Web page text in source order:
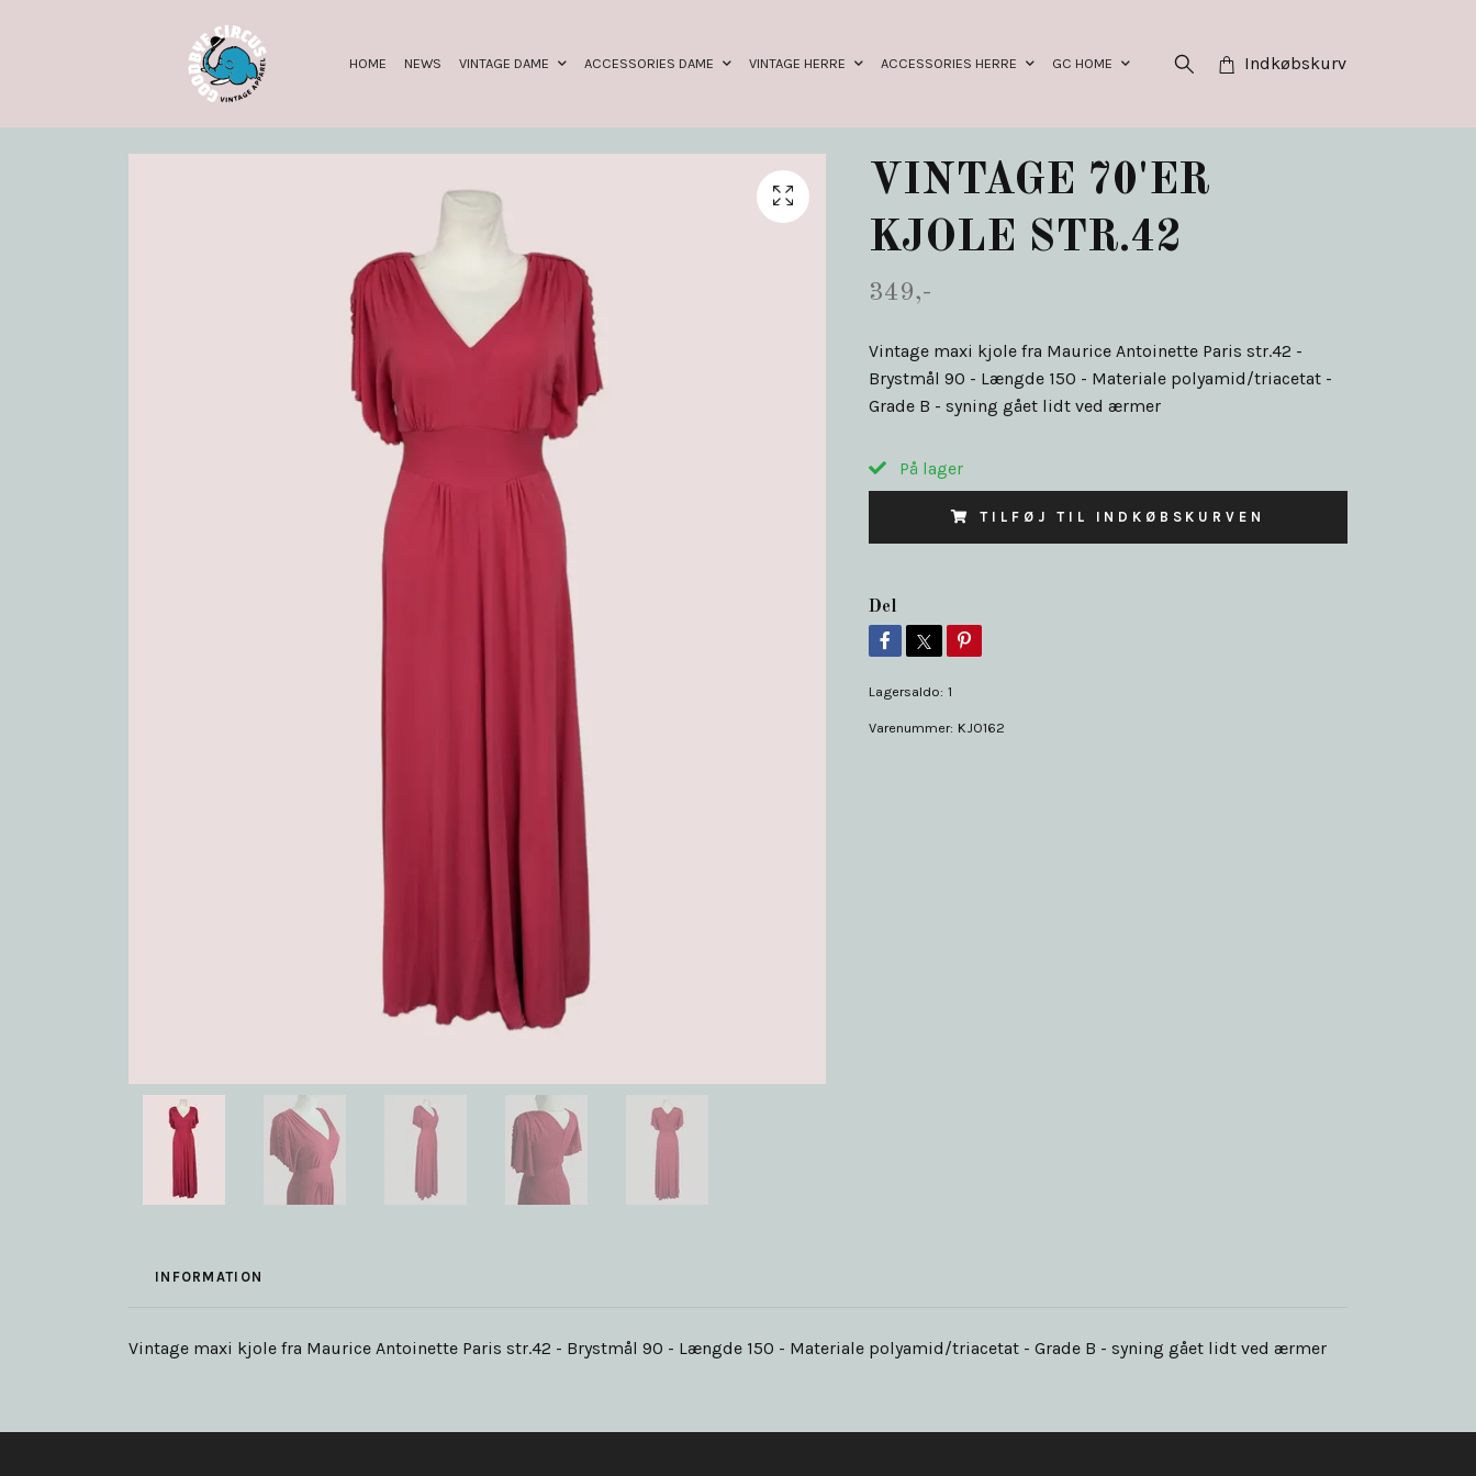
HOME NEWS VINTAGE DAME ACCESSORIES DAME VINTAGE HERRE ACCESSORIES HERRE GC HOME Indkøbskurv
VINTAGE 70'ER
KJOLE STR.42
349,-
Vintage maxi kjole fra Maurice Antoinette Paris str.42 -
Brystmål 90 - Længde 150 - Materiale polyamid/triacetat -
Grade B - syning gået lidt ved ærmer
På lager
TILFØJ TIL INDKØBSKURVEN
Del
Lagersaldo: 1
Varenummer: KJO162
INFORMATION
Vintage maxi kjole fra Maurice Antoinette Paris str.42 - Brystmål 90 - Længde 150 - Materiale polyamid/triacetat - Grade B - syning gået lidt ved ærmer